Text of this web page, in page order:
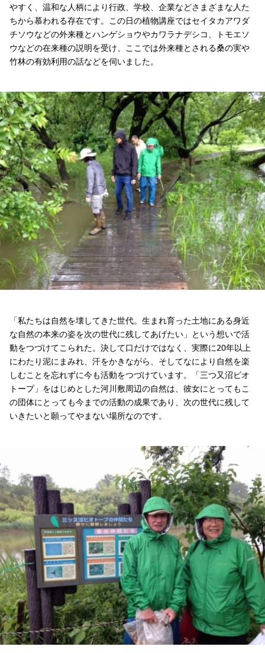
やすく、温和な人柄により行政、学校、企業などさまざまな人た
ちから慕われる存在です。この日の植物講座ではセイタカアワダ
チソウなどの外来種とハンゲショウやカワラナデシコ、トモエソ
ウなどの在来種の説明を受け、ここでは外来種とされる桑の実や
竹林の有効利用の話などを伺いました。
「私たちは自然を壊してきた世代。生まれ育った土地にある身近
な自然の本来の姿を次の世代に残してあげたい」という想いで活
動をつづけてこられた。決して口だけではなく、実際に20年以上
にわたり泥にまみれ、汗をかきながら、そしてなにより自然を楽
しむことを忘れずに今も活動をつづけています。「三つ又沼ビオ
トープ」をはじめとした河川敷周辺の自然は、彼女にとってもこ
の団体にとっても今までの活動の成果であり、次の世代に残して
いきたいと願ってやまない場所なのです。